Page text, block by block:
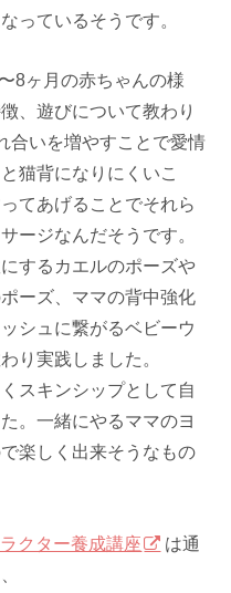
っているそうです。
8ヶ月の赤ちゃんの様
、遊びについて教わり
合いを増やすことで愛情
猫背になりにくいこ
てあげることでそれら
ージなんだそうです。
するカエルのポーズや
ーズ、ママの背中強化
シュに繋がるベビーウ
り実践しました。
スキンシップとして自
。一緒にやるママのヨ
楽しく出来そうなもの
クター養成講座
は通